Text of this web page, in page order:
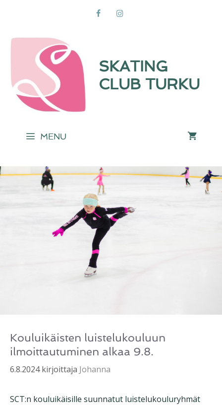
SKATING
CLUB TURKU
MENU
Kouluikäisten luistelukouluun
ilmoittautuminen alkaa 9.8.
6.8.2024 kirjoittaja Johanna
SCT:n kouluikäisille suunnatut luistelukouluryhmät